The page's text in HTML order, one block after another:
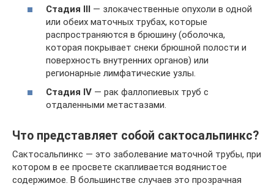
Стадия III — злокачественные опухоли в одной
или обеих маточных трубах, которые
распространяются в брюшину (оболочка,
которая покрывает снеки брюшной полости и
поверхность внутренних органов) или
регионарные лимфатические узлы.
Стадия IV — рак фаллопиевых труб с
отдаленными метастазами.
Что представляет собой сактосальпинкс?
Сактосальпинкс — это заболевание маточной трубы, при
котором в ее просвете скапливается водянистое
содержимое. В большинстве случаев это прозрачная